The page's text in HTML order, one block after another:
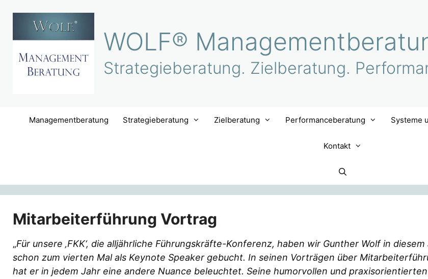
springen
WOLF®
Strategieberatung. Zielberatung.
Managementberatung Strategieberatung Zielberatung Performanceberatung Systeme
Kontakt
Mitarbeiterführung Vortrag
„Für unsere ‚FKK‘, die alljährliche Führungskräfte-Konferenz, haben wir Gunther Wolf in diesem
schon zum vierten Mal als Keynote Speaker gebucht. In seinen Vorträgen über
hat er in jedem Jahr eine andere Nuance beleuchtet. Seine humorvollen und praxisorientierten